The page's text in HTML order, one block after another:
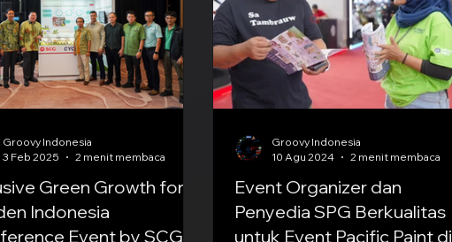
Green Growth for
Indonesia
Event by SCG
Groovy Indonesia
3 Feb 2025
2 menit membaca
Event Organizer dan
Penyedia SPG Berkualitas
untuk Event Pacific Paint di
Groovy Indonesia
10 Agu 2024
2 menit membaca